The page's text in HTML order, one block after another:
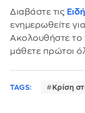
Διαβάστε τις
ενημερωθείτε
Ακολουθήστε το
μάθετε πρώτοι
TAGS: Κρίση